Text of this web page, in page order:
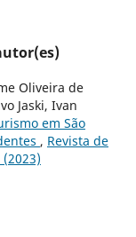
Oliveira de
Jaski, Ivan
em São
, Revista de